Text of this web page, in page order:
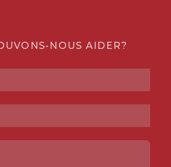
NOUS AIDER?